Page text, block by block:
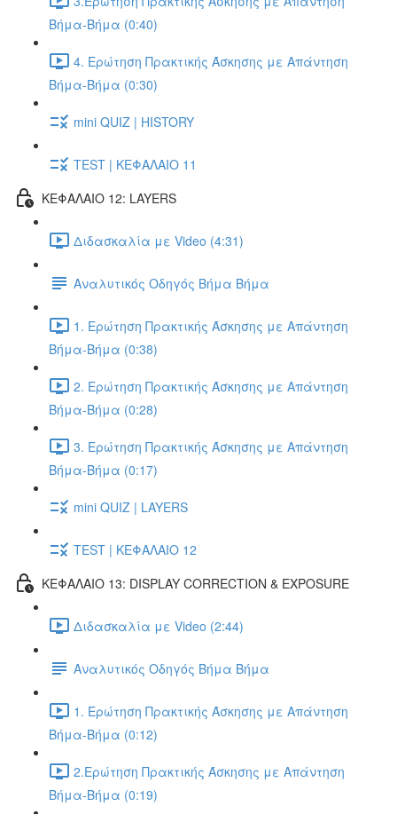
Βήμα-Βήμα (0:40)
4. Ερώτηση Πρακτικής Άσκησης με Απάντηση
Βήμα-Βήμα (0:30)
mini QUIZ | HISTORY
TEST | ΚΕΦΑΛΑΙΟ 11
ΚΕΦΑΛΑΙΟ 12: LAYERS
Διδασκαλία με Video (4:31)
Αναλυτικός Οδηγός Βήμα Βήμα
1. Ερώτηση Πρακτικής Άσκησης με Απάντηση
Βήμα-Βήμα (0:38)
2. Ερώτηση Πρακτικής Άσκησης με Απάντηση
Βήμα-Βήμα (0:28)
3. Ερώτηση Πρακτικής Άσκησης με Απάντηση
Βήμα-Βήμα (0:17)
mini QUIZ | LAYERS
TEST | ΚΕΦΑΛΑΙΟ 12
ΚΕΦΑΛΑΙΟ 13: DISPLAY CORRECTION & EXPOSURE
Διδασκαλία με Video (2:44)
Αναλυτικός Οδηγός Βήμα Βήμα
1. Ερώτηση Πρακτικής Άσκησης με Απάντηση
Βήμα-Βήμα (0:12)
2.Ερώτηση Πρακτικής Άσκησης με Απάντηση
Βήμα-Βήμα (0:19)